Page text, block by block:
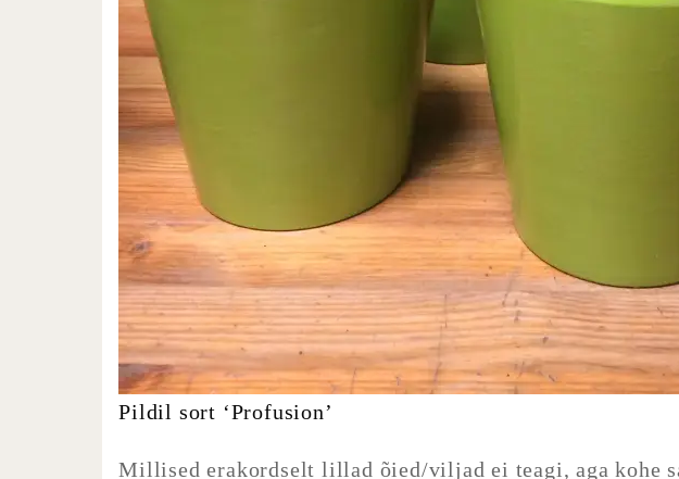
Pildil sort ‘Profusion’
Millised erakordselt lillad õied/viljad ei teagi, aga kohe